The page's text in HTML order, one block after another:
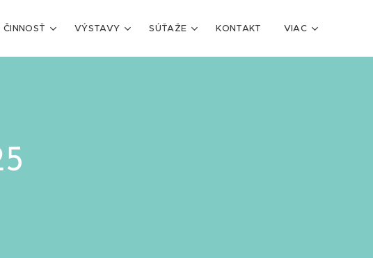
ČINNOSŤ VÝSTAVY SÚŤAŽE KONTAKT VIAC